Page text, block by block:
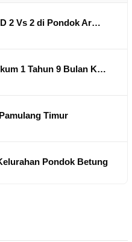
2 Vs 2 di Pondok Ar…
1 Tahun 9 Bulan K…
Timur
Pondok Betung